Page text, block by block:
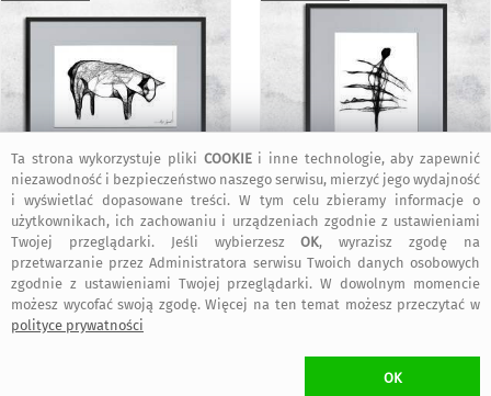
165,00 zł 165,00 zł
KOSZT TRANSPORTU
•20,00 zł (Kurier)
•18,00 zł(Paczkomat inPost)
dogodny typ przesyłki wybierzesz w trakcie składania zamówienia
przedmiotu ProjektantaMaja
wyłącznie jeden koszt transportu
Ta strona wykorzystuje pliki COOKIEi inne technologie, aby zapewnić
niezawodność i bezpieczeństwo naszego serwisu, mierzyć jego wydajność
i wyświetlać dopasowane treści. W tym celu zbieramy informacje o
użytkownikach, ich zachowaniu i urządzeniach zgodnie z ustawieniami
Twojej przeglądarki. Jeśli wybierzeszOK, wyrazisz zgodę na
przetwarzanie przez Administratora serwisu Twoich danych osobowych
zgodnie z ustawieniami Twojej przeglądarki. W dowolnym momencie
możesz wycofać swoją zgodę. Więcej na ten temat możesz przeczytać w
polityce prywatności
OK